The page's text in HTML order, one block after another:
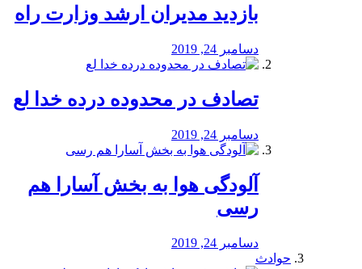
بازدید مدیران ارشد وزارت راه
دسامبر 24, 2019
تصادف در محدوده درده خدا لع
دسامبر 24, 2019
آلودگی هوا به بخش آسارا هم
رسی
دسامبر 24, 2019
حوادث